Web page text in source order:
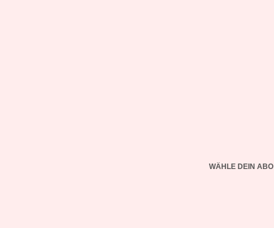
WÄHLE DEIN ABO